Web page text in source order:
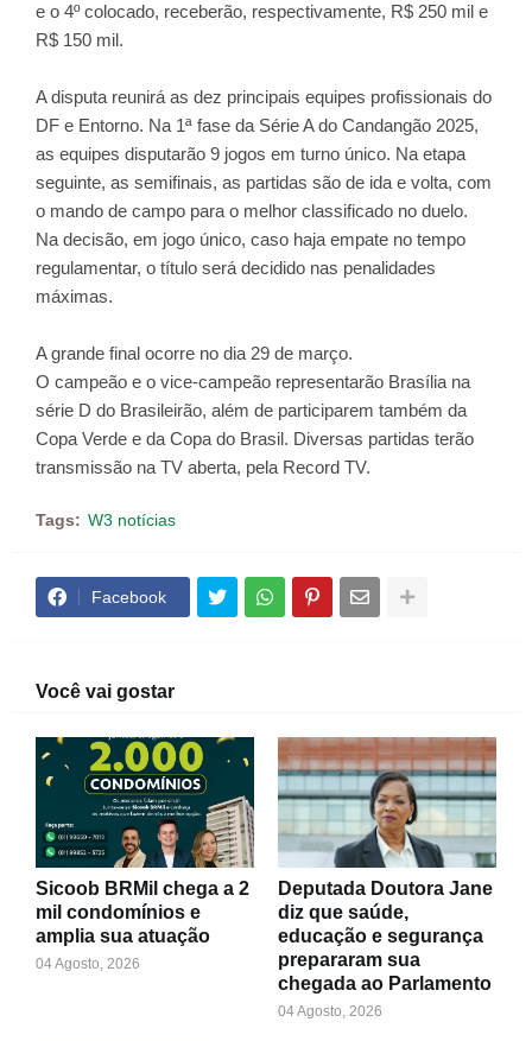
e o 4º colocado, receberão, respectivamente, R$ 250 mil e
R$ 150 mil.
A disputa reunirá as dez principais equipes profissionais do
DF e Entorno. Na 1ª fase da Série A do Candangão 2025,
as equipes disputarão 9 jogos em turno único. Na etapa
seguinte, as semifinais, as partidas são de ida e volta, com
o mando de campo para o melhor classificado no duelo.
Na decisão, em jogo único, caso haja empate no tempo
regulamentar, o título será decidido nas penalidades
máximas.
A grande final ocorre no dia 29 de março.
O campeão e o vice-campeão representarão Brasília na
série D do Brasileirão, além de participarem também da
Copa Verde e da Copa do Brasil. Diversas partidas terão
transmissão na TV aberta, pela Record TV.
Tags: W3 notícias
Facebook
Você vai gostar
Sicoob BRMil chega a 2
mil condomínios e
amplia sua atuação
04 Agosto, 2026
Deputada Doutora Jane
diz que saúde,
educação e segurança
prepararam sua
chegada ao Parlamento
04 Agosto, 2026